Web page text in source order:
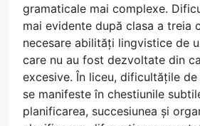
gramaticale mai complexe.
mai evidente după clasa a treia
necesare abilități lingvistice de
care nu au fost dezvoltate din
excesive. În liceu, dificultățile
se manifeste în chestiunile
planificarea, succesiunea și